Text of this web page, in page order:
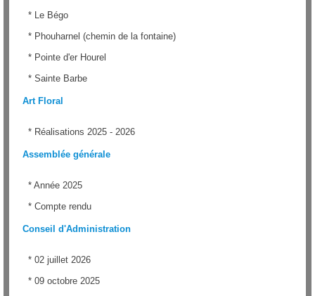
* Le Bégo
* Phouharnel (chemin de la fontaine)
* Pointe d'er Hourel
* Sainte Barbe
Art Floral
* Réalisations 2025 - 2026
Assemblée générale
* Année 2025
* Compte rendu
Conseil d'Administration
* 02 juillet 2026
* 09 octobre 2025